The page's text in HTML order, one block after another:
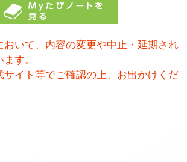
いて、内容の変更や中止・延期され
す。
サイト等でご確認の上、お出かけくだ